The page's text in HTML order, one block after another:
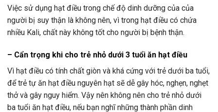
Việc sử dụng hạt điều trong chế độ dinh dưỡng của của
người bị suy thận là không nên, vì trong hạt điều có chứa
nhiều Kali, chất này không tốt cho người bị bệnh thận.
– Cẩn trọng khi cho trẻ nhỏ dưới 3 tuổi ăn hạt điều
Vì hạt điều có tính chất giòn và khá cứng với trẻ dưới ba tuổi,
để trẻ tự ăn hạt điều nguyên hạt sẽ dễ gây hóc, nghẹn, nghẹt
thở và gây nguy hiểm. Vậy nên không nên cho trẻ nhỏ dưới
ba tuổi ăn hạt điều, nếu bạn nghĩ những thành phần dinh